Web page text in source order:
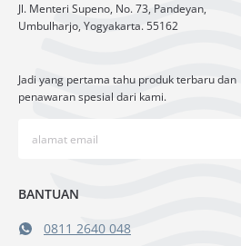
Jl. Menteri Supeno, No. 73, Pandeyan,
Umbulharjo, Yogyakarta. 55162
Jadi yang pertama tahu produk terbaru dan
penawaran spesial dari kami.
BANTUAN
0811 2640 048